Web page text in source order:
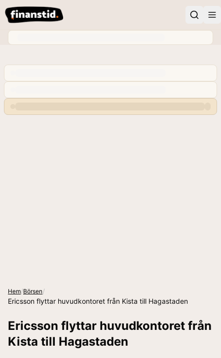
Hem/Börsen/
Ericsson flyttar huvudkontoret från Kista till Hagastaden
Ericsson flyttar huvudkontoret från
Kista till Hagastaden